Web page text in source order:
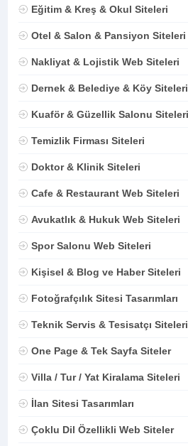
Eğitim & Kreş & Okul Siteleri
Otel & Salon & Pansiyon Siteleri
Nakliyat & Lojistik Web Siteleri
Dernek & Belediye & Köy Siteleri
Kuaför & Güzellik Salonu Siteleri
Temizlik Firması Siteleri
Doktor & Klinik Siteleri
Cafe & Restaurant Web Siteleri
Avukatlık & Hukuk Web Siteleri
Spor Salonu Web Siteleri
Kişisel & Blog ve Haber Siteleri
Fotoğrafçılık Sitesi Tasarımları
Teknik Servis & Tesisatçı Siteleri
One Page & Tek Sayfa Siteler
Villa / Tur / Yat Kiralama Siteleri
İlan Sitesi Tasarımları
Çoklu Dil Özellikli Web Siteler